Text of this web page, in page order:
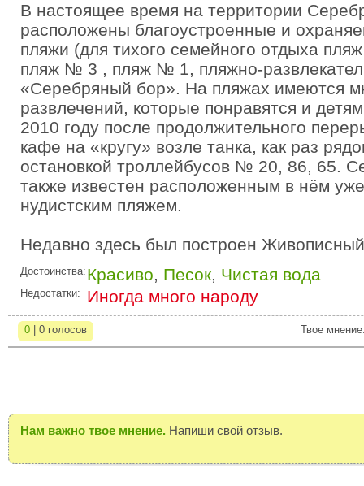
В настоящее время на территории
расположены благоустроенные и
пляжи (для тихого семейного отдыха
пляж № 3 , пляж № 1, пляжно-
«Серебряный бор». На пляжах имеются
развлечений, которые понравятся и
2010 году после продолжительного
кафе на «кругу» возле танка, как раз
остановкой троллейбусов № 20, 86, 65.
также известен расположенным в нём
нудистским пляжем.
Недавно здесь был построен
Достоинства: Красиво, Песок, Чистая вода
Недостатки: Иногда много народу
0 | 0 голосов Твое
Нам важно твое мнение. Напиши свой отзыв.